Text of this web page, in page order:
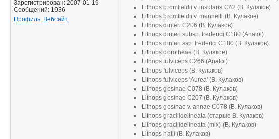
Зарегистрирован: 2007-01-19
Сообщений: 1936
Профиль Вебсайт
Lithops bromfieldii v. insularis C42 (В. Кулаков)
Lithops bromfieldii v. mennelli (В. Кулаков)
Lithops dinteri C206 (В. Кулаков)
Lithops dinteri subsp. frederici C180 (Anatol)
Lithops dinteri ssp. frederici C180 (В. Кулаков)
Lithops dorotheae (В. Кулаков)
Lithops fulviceps С266 (Anatol)
Lithops fulviceps (В. Кулаков)
Lithops fulviceps 'Aurea' (В. Кулаков)
Lithops gesinae C078 (В. Кулаков)
Lithops gesinae C207 (В. Кулаков)
Lithops gesinae v. annae C078 (В. Кулаков)
Lithops gracilidelineata (старые В. Кулаков)
Lithops gracilidelineata (mix) (В. Кулаков)
Lithops halii (В. Кулаков)